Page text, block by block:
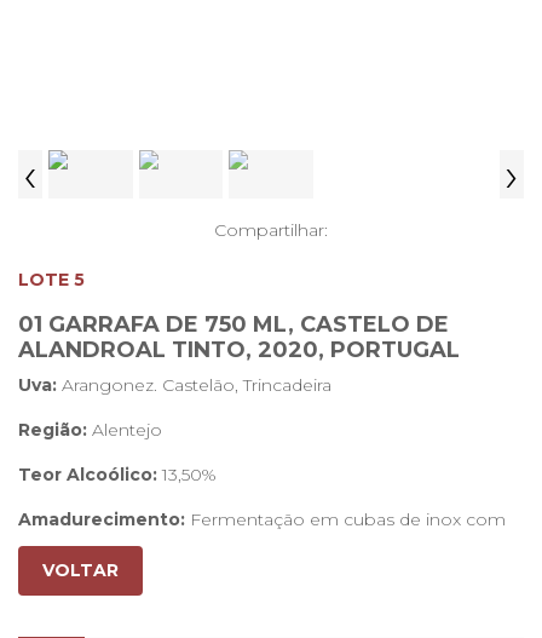
‹ ›
Compartilhar:
LOTE 5
01 GARRAFA DE 750 ML, CASTELO DE
ALANDROAL TINTO, 2020, PORTUGAL
Uva: Arangonez. Castelão, Trincadeira
Região: Alentejo
Teor Alcoólico:13,50%
Amadurecimento: Fermentação em cubas de inox com
temperatura controlada a 24°C
Boca:
Paladar agradável, taninos redondos que lhe
VOLTAR